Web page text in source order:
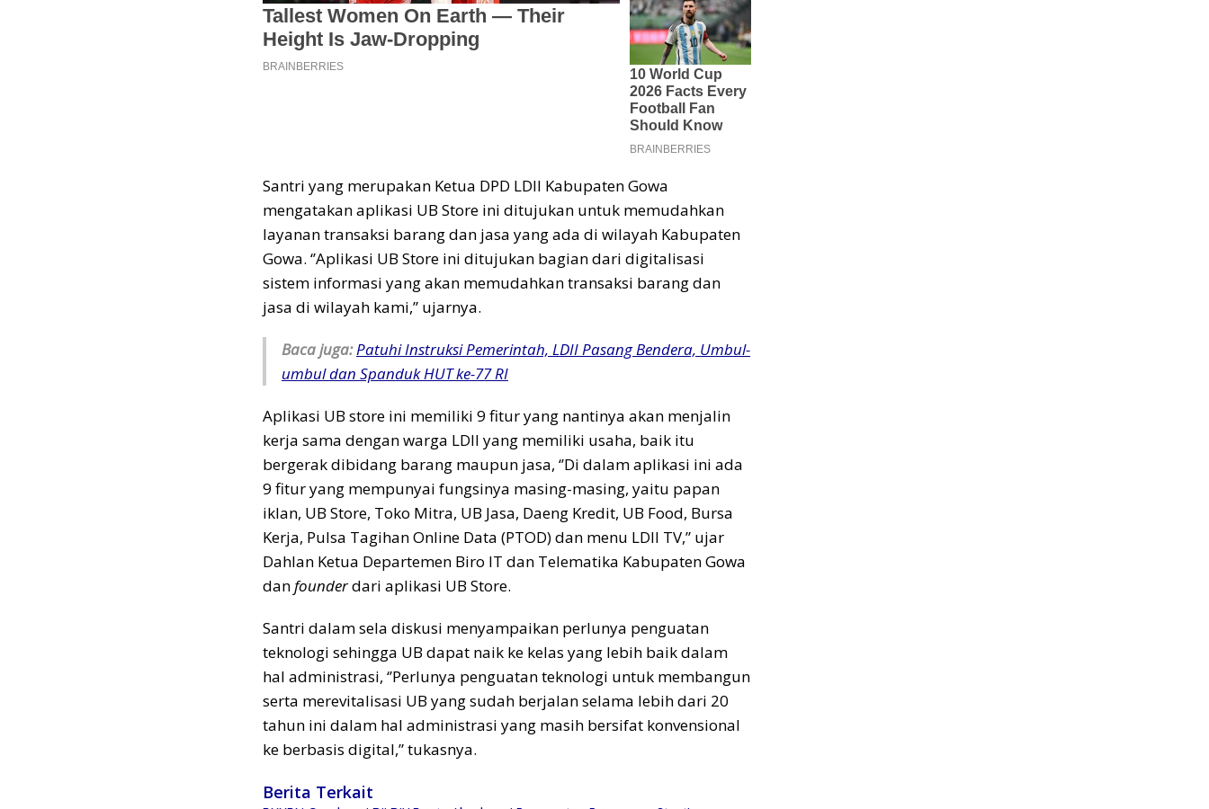
Santri yang merupakan Ketua DPD LDII Kabupaten Gowa
mengatakan aplikasi UB Store ini ditujukan untuk memudahkan
layanan transaksi barang dan jasa yang ada di wilayah Kabupaten
Gowa. ‘’Aplikasi UB Store ini ditujukan bagian dari digitalisasi
sistem informasi yang akan memudahkan transaksi barang dan
jasa di wilayah kami,” ujarnya.
Baca juga:Patuhi Instruksi Pemerintah, LDII Pasang Bendera, Umbul-
umbul dan Spanduk HUT ke-77 RI
Aplikasi UB store ini memiliki 9 fitur yang nantinya akan menjalin
kerja sama dengan warga LDII yang memiliki usaha, baik itu
bergerak dibidang barang maupun jasa, ‘’Di dalam aplikasi ini ada
9 fitur yang mempunyai fungsinya masing-masing, yaitu papan
iklan, UB Store, Toko Mitra, UB Jasa, Daeng Kredit, UB Food, Bursa
Kerja, Pulsa Tagihan Online Data (PTOD) dan menu LDII TV,” ujar
Dahlan Ketua Departemen Biro IT dan Telematika Kabupaten Gowa
danfounderdari aplikasi UB Store.
Santri dalam sela diskusi menyampaikan perlunya penguatan
teknologi sehingga UB dapat naik ke kelas yang lebih baik dalam
hal administrasi, ‘’Perlunya penguatan teknologi untuk membangun
serta merevitalisasi UB yang sudah berjalan selama lebih dari 20
tahun ini dalam hal administrasi yang masih bersifat konvensional
ke berbasis digital,” tukasnya.
Berita Terkait